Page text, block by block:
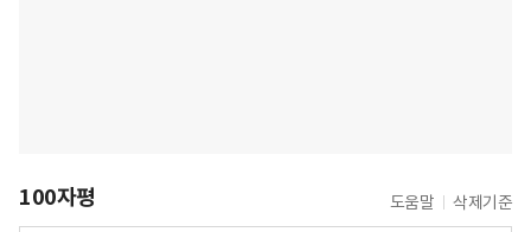
100자평 도움말 삭제기준